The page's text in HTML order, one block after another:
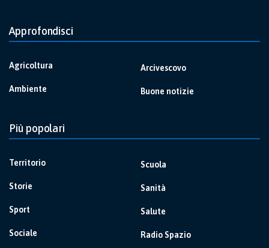
Approfondisci
Agricoltura
Ambiente
Arcivescovo
Buone notizie
Più popolari
Territorio
Storie
Sport
Sociale
Scuola
Sanità
Salute
Radio Spazio